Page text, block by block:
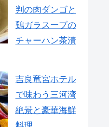
判の肉ダンゴと
鶏ガラスープの
チャーハン茶漬
吉良竜宮ホテル
で味わう三河湾
絶景と豪華海鮮